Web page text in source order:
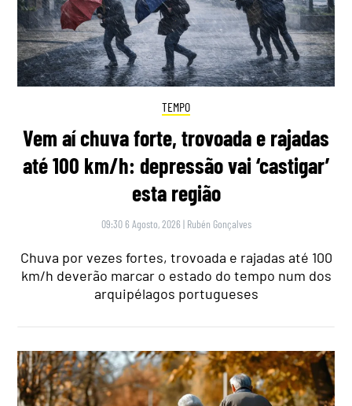
TEMPO
Vem aí chuva forte, trovoada e rajadas
até 100 km/h: depressão vai ‘castigar’
esta região
09:30 6 Agosto, 2026 | Rubén Gonçalves
Chuva por vezes fortes, trovoada e rajadas até 100
km/h deverão marcar o estado do tempo num dos
arquipélagos portugueses